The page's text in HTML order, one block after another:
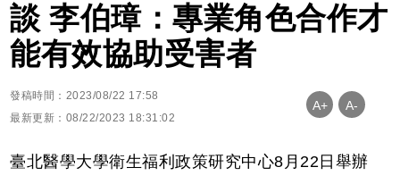
談 李伯璋：專業角色合作才
能有效協助受害者
發稿時間：2023/08/22 17:58
最新更新：08/22/2023 18:31:02
A+ A-
臺北醫學大學衛生福利政策研究中心8月22日舉辦